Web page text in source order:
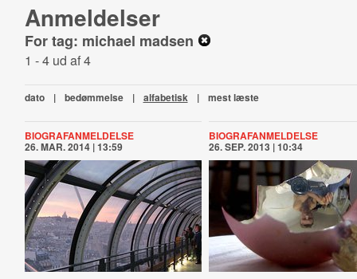
Anmeldelser
For tag: michael madsen
1 - 4 ud af 4
dato | bedømmelse | alfabetisk | mest læste
BIOGRAFANMELDELSE
26. MAR. 2014 | 13:59
BIOGRAFANMELDELSE
26. SEP. 2013 | 10:34